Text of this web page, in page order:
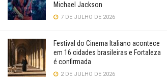
Michael Jackson
7 DE JULHO DE 2026
Festival do Cinema Italiano acontece
em 16 cidades brasileiras e Fortaleza
é confirmada
2 DE JULHO DE 2026